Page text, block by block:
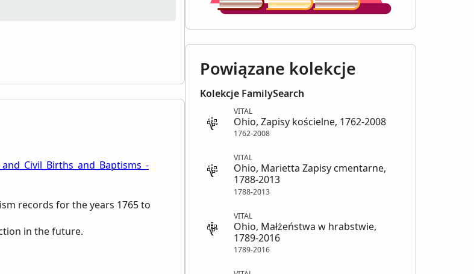
records for the years 1765 to
in the future.
Powiązane kolekcje
Kolekcje FamilySearch
VITAL
Ohio, Zapisy kościelne, 1762-2008
1762-2008
VITAL
Ohio, Marietta Zapisy cmentarne,
1788-2013
1788-2013
VITAL
Ohio, Małżeństwa w hrabstwie,
1789-2016
1789-2016